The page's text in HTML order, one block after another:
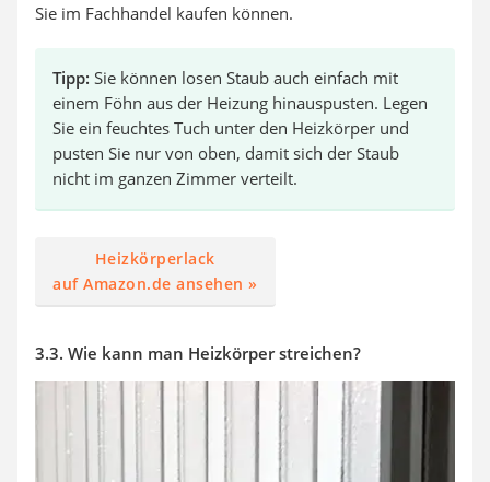
Sie im Fachhandel kaufen können.
Tipp: Sie können losen Staub auch einfach mit
einem Föhn aus der Heizung hinauspusten. Legen
Sie ein feuchtes Tuch unter den Heizkörper und
pusten Sie nur von oben, damit sich der Staub
nicht im ganzen Zimmer verteilt.
Heizkörperlack
auf Amazon.de ansehen »
3.3. Wie kann man Heizkörper streichen?